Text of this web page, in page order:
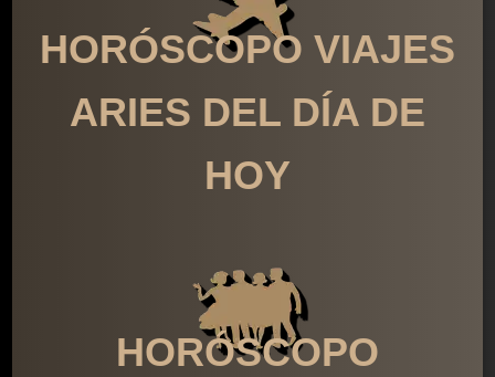
HORÓSCOPO VIAJES
ARIES DEL DÍA DE
HOY
HORÓSCOPO